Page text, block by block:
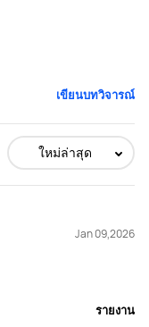
วัสดุตัวเรือน
แซฟไฟร์และไทเทเนียม
เขียนบทวิจารณ์
ใหม่ล่าสุด
Jan 09,2026
รายงาน